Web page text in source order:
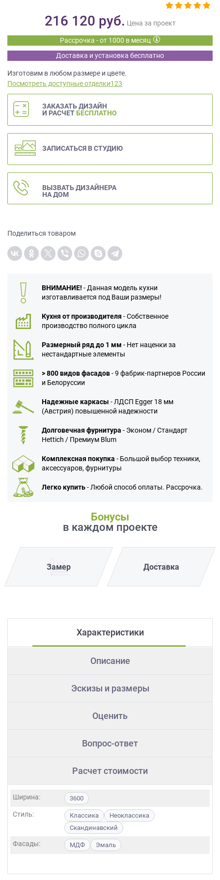
216 120 руб. Цена за проект
Рассрочка - от 1000 в месяц
Доставка и установка бесплатно
Изготовим в любом размере и цвете.
Посмотреть доступные отделки123
ЗАКАЗАТЬ ДИЗАЙН
И РАСЧЕТ БЕСПЛАТНО
ЗАПИСАТЬСЯ В СТУДИЮ
ВЫЗВАТЬ ДИЗАЙНЕРА
НА ДОМ
Поделиться товаром
ВНИМАНИЕ! - Данная модель кухни
изготавливается под Ваши размеры!
Кухня от производителя - Собственное
производство полного цикла
Размерный ряд до 1 мм - Нет наценки за
нестандартные элементы
> 800 видов фасадов- 9 фабрик-партнеров России
и Белоруссии
Надежные каркасы - ЛДСП Egger 18 мм
(Австрия) повышенной надежности
Долговечная фурнитура - Эконом / Стандарт
Hettich / Премиум Blum
Комплексная покупка - Большой выбор техники,
аксессуаров, фурнитуры
Легко купить- Любой способ оплаты. Рассрочка.
Бонусы
в каждом проекте
Замер Доставка
Характеристики
Описание
Эскизы и размеры
Оценить
Вопрос-ответ
Расчет стоимости
Ширина: 3600
Стиль: Классика
Неоклассика
Скандинавский
Фасады: МДФ Эмаль